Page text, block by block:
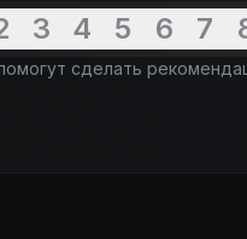
3 4 5 6 7
сделать